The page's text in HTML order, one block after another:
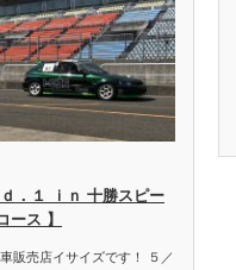
．１ ｉｎ 十勝スピー
ース 】
販売店イサイズです！ ５／